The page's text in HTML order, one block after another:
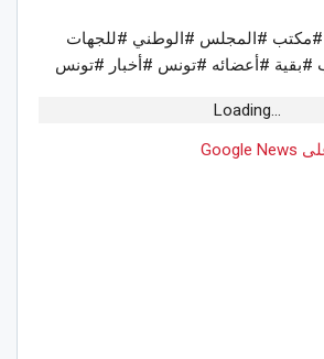
#مكتب #المجلس #الوطني #للجهات
#بقية #أعضائه #تونس #أخبار #تونس
Loading...